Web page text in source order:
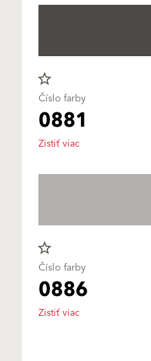
star_border
Číslo farby
0881
Zistiť viac
star_border
Číslo farby
0886
Zistiť viac